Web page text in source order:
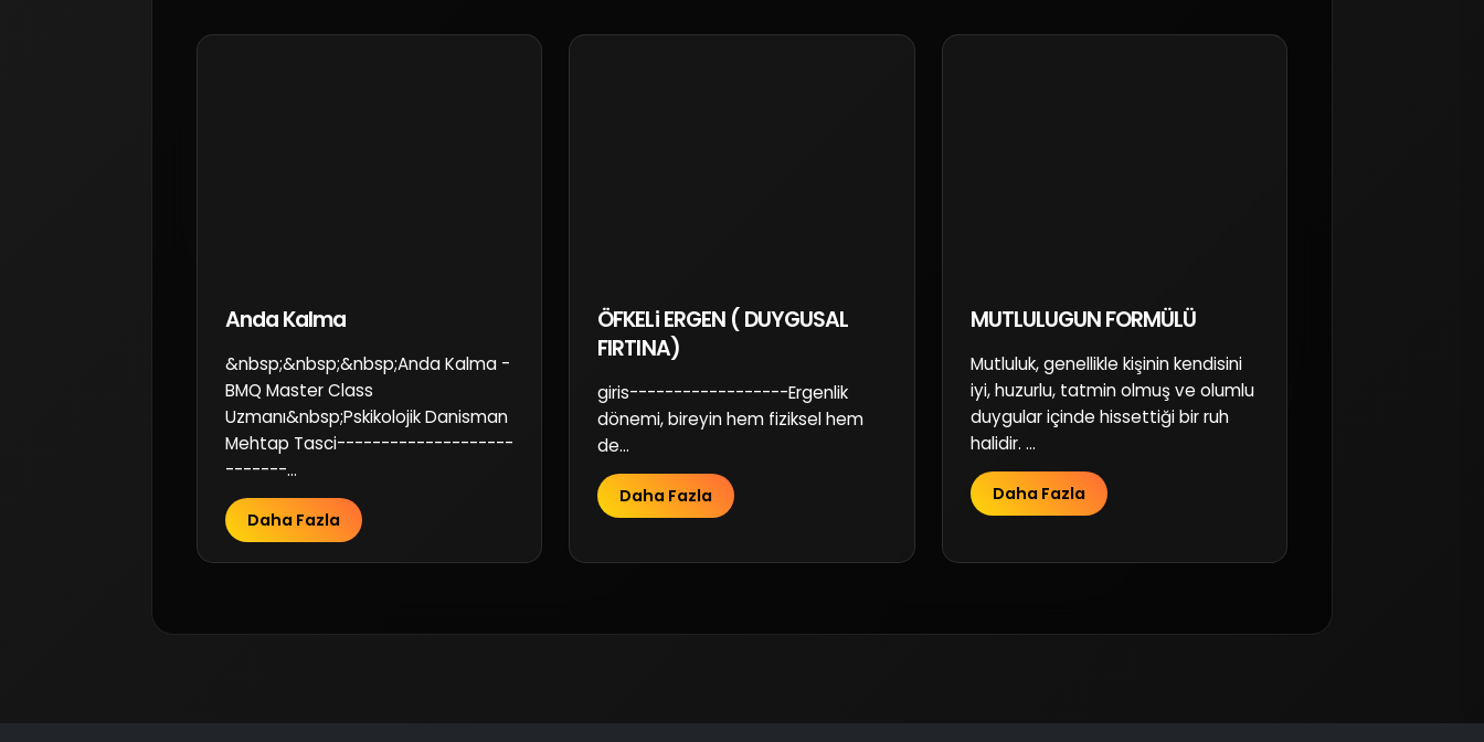
Anda Kalma
&nbsp;&nbsp;&nbsp;Anda Kalma -
BMQ Master Class
Uzmanı&nbsp;Pskikolojik Danisman
Mehtap Tasci--------------------
-------...
Daha Fazla
ÖFKELi ERGEN ( DUYGUSAL
FIRTINA)
giris------------------Ergenlik
dönemi, bireyin hem fiziksel hem
de...
Daha Fazla
MUTLULUGUN FORMÜLÜ
Mutluluk, genellikle kişinin kendisini
iyi, huzurlu, tatmin olmuş ve olumlu
duygular içinde hissettiği bir ruh
halidir. ...
Daha Fazla